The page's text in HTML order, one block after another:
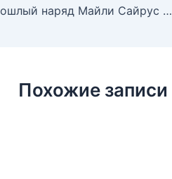
Пошлый наряд Майли Сайрус на вечеринке Art Basel Opening Night, 03.12.2014
Похожие записи